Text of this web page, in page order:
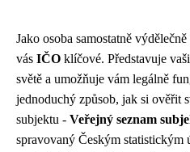
Jako osoba samostatně
vás IČO klíčové. Představuje
světě a umožňuje vám legálně
jednoduchý způsob, jak si ověřit
subjektu - Veřejný seznam
spravovaný Českým statistickým